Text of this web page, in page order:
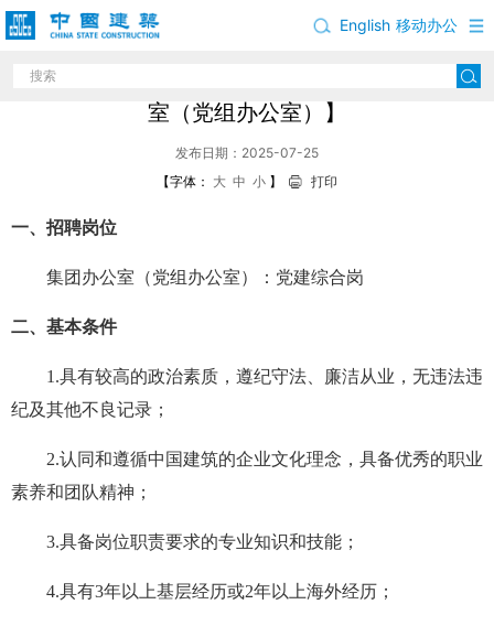
移动办公
English
中国建筑股份有限公司岗位招聘公告【集团办公
室（党组办公室）】
发布日期：2025-07-25
【字体： 大 中 小 】 打印
一、招聘岗位
集团办公室（党组办公室）：党建综合岗
二、基本条件
1.具有较高的政治素质，遵纪守法、廉洁从业，无违法违
纪及其他不良记录；
2.认同和遵循中国建筑的企业文化理念，具备优秀的职业
素养和团队精神；
3.具备岗位职责要求的专业知识和技能；
4.具有3年以上基层经历或2年以上海外经历；